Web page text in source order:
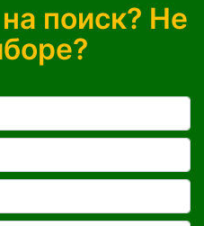
поиск? Не